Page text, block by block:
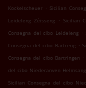
Kockelscheuer . Sicilian
Leideleng Zéisseng . Sicilian
Consegna del cibo Leideleng .
Consegna del cibo Bartreng .
Consegna del cibo Bartringen .
del cibo Niederanven
Sicilian Consegna del cibo